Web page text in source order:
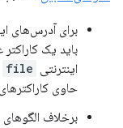
برای آدرس‌های
باید یک
اینترنتی file
حاوی
برخلاف